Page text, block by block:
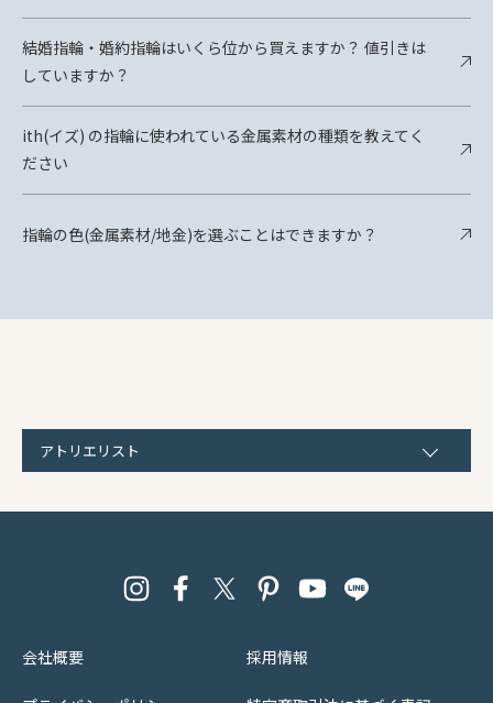
結婚指輪・婚約指輪はいくら位から買えますか？ 値引きは
していますか？
ith(イズ) の指輪に使われている金属素材の種類を教えてく
ださい
指輪の色(金属素材/地金)を選ぶことはできますか？
アトリエリスト
会社概要 採用情報